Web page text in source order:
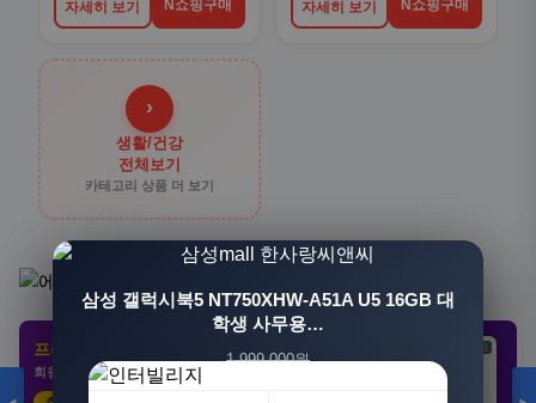
자세히 보기 N쇼핑구매 자세히 보기 N쇼핑구매
›
생활/건강
전체보기
카테고리 상품 더 보기
프리미엄 제휴 사이트
회원 전용 특가 · 놓치면 손해
광고
[3+1] 동국제약 마이핏 V 활성엽산 임신준비 임산
부영양 30정, 4개
100,000원
삼성 갤럭시북5 NT750XHW-A51A U5 16GB 대
학생 사무용…
1,999,000원